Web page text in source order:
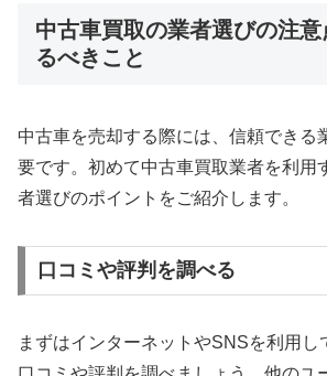
中古車買取の業者選びの注
るべきこと
中古車を売却する際には、信頼できる
要です。初めて中古車買取業者を利用
者選びのポイントをご紹介します。
口コミや評判を調べる
まずはインターネットやSNSを利用し